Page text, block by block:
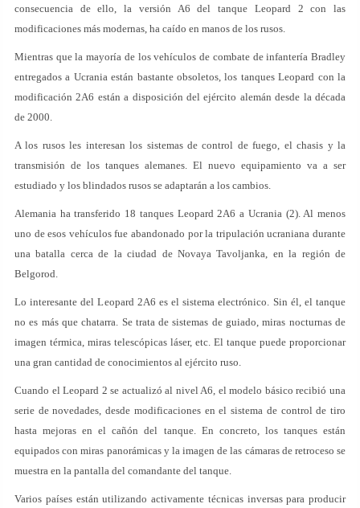
consecuencia de ello, la versión A6 del tanque Leopard 2 con las
modificaciones más modernas, ha caído en manos de los rusos.
Mientras que la mayoría de los vehículos de combate de infantería Bradley
entregados a Ucrania están bastante obsoletos, los tanques Leopard con la
modificación 2A6 están a disposición del ejército alemán desde la década
de 2000.
A los rusos les interesan los sistemas de control de fuego, el chasis y la
transmisión de los tanques alemanes. El nuevo equipamiento va a ser
estudiado y los blindados rusos se adaptarán a los cambios.
Alemania ha transferido 18 tanques Leopard 2A6 a Ucrania (2). Al menos
uno de esos vehículos fue abandonado por la tripulación ucraniana durante
una batalla cerca de la ciudad de Novaya Tavoljanka, en la región de
Belgorod.
Lo interesante del Leopard 2A6 es el sistema electrónico. Sin él, el tanque
no es más que chatarra. Se trata de sistemas de guiado, miras nocturnas de
imagen térmica, miras telescópicas láser, etc. El tanque puede proporcionar
una gran cantidad de conocimientos al ejército ruso.
Cuando el Leopard 2 se actualizó al nivel A6, el modelo básico recibió una
serie de novedades, desde modificaciones en el sistema de control de tiro
hasta mejoras en el cañón del tanque. En concreto, los tanques están
equipados con miras panorámicas y la imagen de las cámaras de retroceso se
muestra en la pantalla del comandante del tanque.
Varios países están utilizando activamente técnicas inversas para producir